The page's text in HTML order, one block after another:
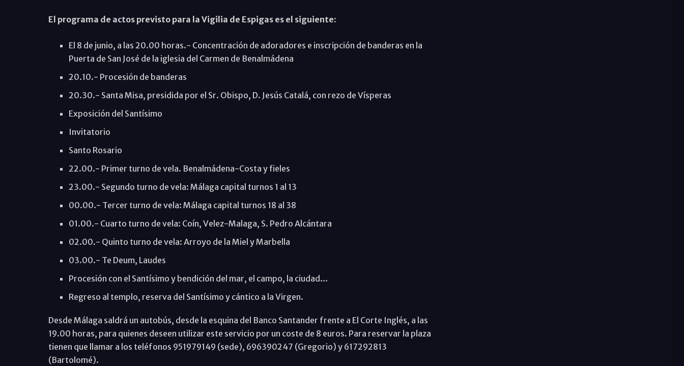
El programa de actos previsto para la Vigilia de Espigas es el siguiente:
El 8 de junio, a las 20.00 horas.- Concentración de adoradores e inscripción de banderas en la
Puerta de San José de la iglesia del Carmen de Benalmádena
20.10.- Procesión de banderas
20.30.- Santa Misa, presidida por el Sr. Obispo, D. Jesús Catalá, con rezo de Vísperas
Exposición del Santísimo
Invitatorio
Santo Rosario
22.00.- Primer turno de vela. Benalmádena-Costa y fieles
23.00.- Segundo turno de vela: Málaga capital turnos 1 al 13
00.00.- Tercer turno de vela: Málaga capital turnos 18 al 38
01.00.- Cuarto turno de vela: Coín, Velez-Malaga, S. Pedro Alcántara
02.00.- Quinto turno de vela: Arroyo de la Miel y Marbella
03.00.- Te Deum, Laudes
Procesión con el Santísimo y bendición del mar, el campo, la ciudad...
Regreso al templo, reserva del Santísimo y cántico a la Virgen.
Desde Málaga saldrá un autobús, desde la esquina del Banco Santander frente a El Corte Inglés, a las
19.00 horas, para quienes deseen utilizar este servicio por un coste de 8 euros. Para reservar la plaza
tienen que llamar a los teléfonos 951979149 (sede), 696390247 (Gregorio) y 617292813
(Bartolomé).